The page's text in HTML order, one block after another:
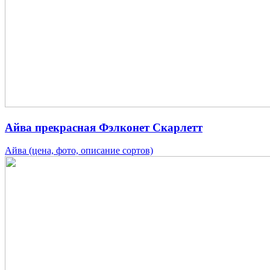
Айва прекрасная Фэлконет Скарлетт
Айва (цена, фото, описание сортов)